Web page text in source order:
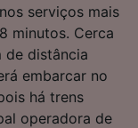
serviços mais
minutos. Cerca
de distância
embarcar no
há trens
operadora de